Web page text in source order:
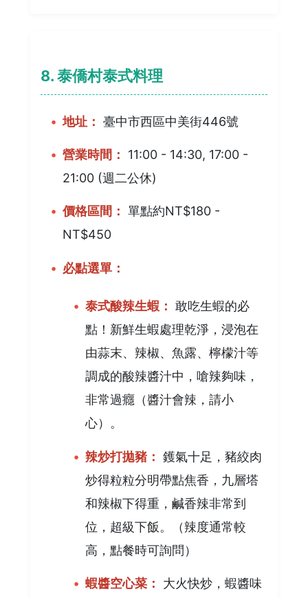
8. 泰僑村泰式料理
地址： 臺中市西區中美街446號
營業時間：
11:00 - 14:30, 17:00 -
21:00 (週二公休)
價格區間： 單點約NT$180 -
NT$450
必點選單：
泰式酸辣生蝦： 敢吃生蝦的必
點！新鮮生蝦處理乾淨，浸泡在
由蒜末、辣椒、魚露、檸檬汁等
調成的酸辣醬汁中，嗆辣夠味，
非常過癮（醬汁會辣，請小
心）。
辣炒打拋豬： 鑊氣十足，豬絞肉
炒得粒粒分明帶點焦香，九層塔
和辣椒下得重，鹹香辣非常到
位，超級下飯。（辣度通常較
高，點餐時可詢問）
蝦醬空心菜：
大火快炒，蝦醬味